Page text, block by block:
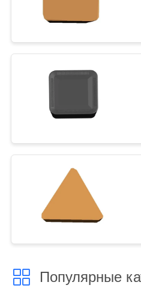
Популярные